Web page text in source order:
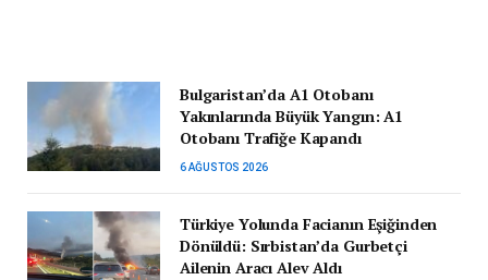
Bulgaristan’da A1 Otobanı
Yakınlarında Büyük Yangın: A1
Otobanı Trafiğe Kapandı
6 AĞUSTOS 2026
Türkiye Yolunda Facianın Eşiğinden
Dönüldü: Sırbistan’da Gurbetçi
Ailenin Aracı Alev Aldı